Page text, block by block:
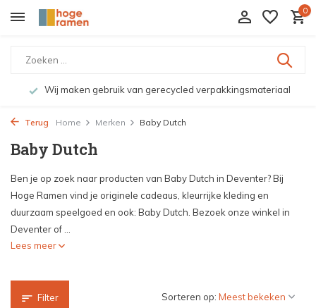
0
Wij maken gebruik van gerecycled verpakkingsmateriaal
Terug Home Merken Baby Dutch
Baby Dutch
Ben je op zoek naar producten van Baby Dutch in Deventer? Bij
Hoge Ramen vind je originele cadeaus, kleurrijke kleding en
duurzaam speelgoed en ook: Baby Dutch. Bezoek onze winkel in
Deventer of ...
Lees meer
Filter Sorteren op: